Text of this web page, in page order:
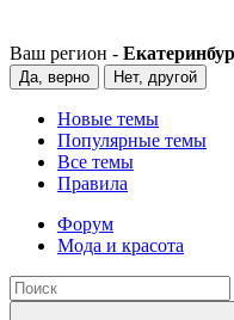
Ваш регион -
Да, верно Нет, другой
Новые темы
Популярные темы
Все темы
Правила
Форум
Мода и красота